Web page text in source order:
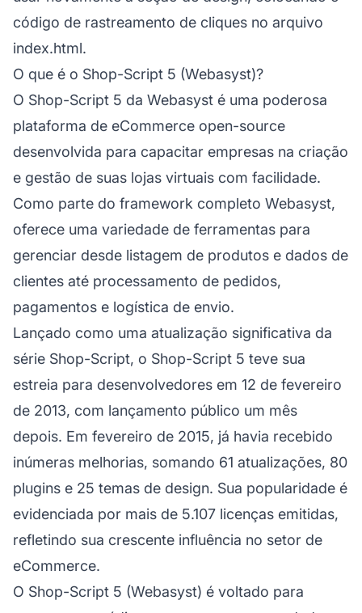
código de rastreamento de cliques no arquivo
index.html.
O que é o Shop-Script 5 (Webasyst)?
O Shop-Script 5 da Webasyst é uma poderosa
plataforma de eCommerce open-source
desenvolvida para capacitar empresas na criação
e gestão de suas lojas virtuais com facilidade.
Como parte do framework completo Webasyst,
oferece uma variedade de ferramentas para
gerenciar desde listagem de produtos e dados de
clientes até processamento de pedidos,
pagamentos e logística de envio.
Lançado como uma atualização significativa da
série Shop-Script, o Shop-Script 5 teve sua
estreia para desenvolvedores em 12 de fevereiro
de 2013, com lançamento público um mês
depois. Em fevereiro de 2015, já havia recebido
inúmeras melhorias, somando 61 atualizações, 80
plugins e 25 temas de design. Sua popularidade é
evidenciada por mais de 5.107 licenças emitidas,
refletindo sua crescente influência no setor de
eCommerce.
O Shop-Script 5 (Webasyst) é voltado para